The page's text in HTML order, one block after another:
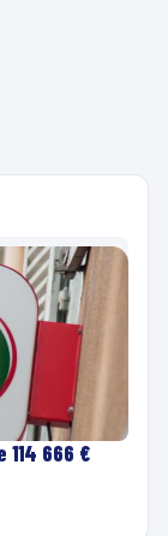
114 666 €